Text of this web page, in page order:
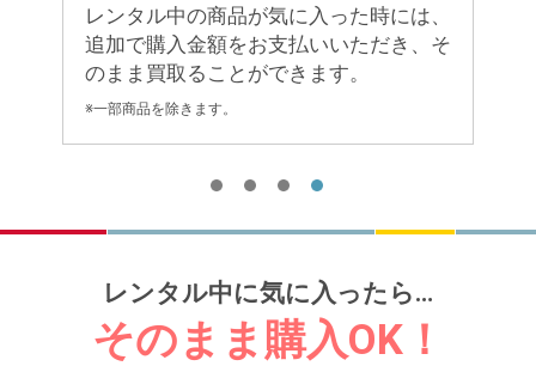
タル中の商品が気に入った時には、
で購入金額をお支払いいただき、そ
ま買取ることができます。
商品を除きます。
レンタル中に気に入ったら…
そのまま購入OK！